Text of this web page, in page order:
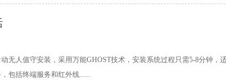
无人值守安装，采用万能GHOST技术，安装系统过程只需5-8分钟，
包括终端服务和红外线......